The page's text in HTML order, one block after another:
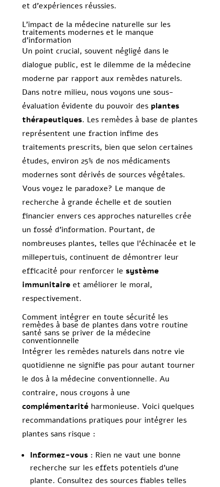
et d’expériences réussies.
L’impact de la médecine naturelle sur les
traitements modernes et le manque
d’information
Un point crucial, souvent négligé dans le
dialogue public, est le dilemme de la médecine
moderne par rapport aux remèdes naturels.
Dans notre milieu, nous voyons une sous-
évaluation évidente du pouvoir des plantes
thérapeutiques. Les remèdes à base de plantes
représentent une fraction infime des
traitements prescrits, bien que selon certaines
études, environ 25% de nos médicaments
modernes sont dérivés de sources végétales.
Vous voyez le paradoxe? Le manque de
recherche à grande échelle et de soutien
financier envers ces approches naturelles crée
un fossé d’information. Pourtant, de
nombreuses plantes, telles que l’échinacée et le
millepertuis, continuent de démontrer leur
efficacité pour renforcer le système
immunitaireet améliorer le moral,
respectivement.
Comment intégrer en toute sécurité les
remèdes à base de plantes dans votre routine
santé sans se priver de la médecine
conventionnelle
Intégrer les remèdes naturels dans notre vie
quotidienne ne signifie pas pour autant tourner
le dos à la médecine conventionnelle. Au
contraire, nous croyons à une
complémentaritéharmonieuse. Voici quelques
recommandations pratiques pour intégrer les
plantes sans risque :
Informez-vous: Rien ne vaut une bonne
recherche sur les effets potentiels d’une
plante. Consultez des sources fiables telles